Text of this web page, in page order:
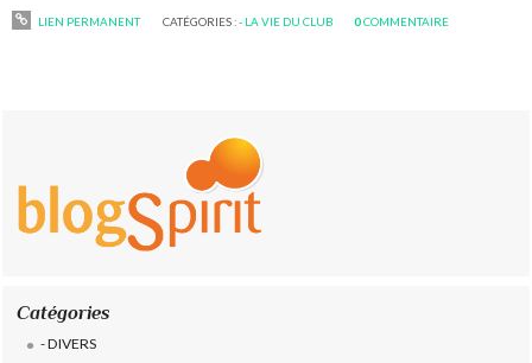
Catégories
- DIVERS
LIEN PERMANENT CATÉGORIES :- LA VIE DU CLUB 0COMMENTAIRE